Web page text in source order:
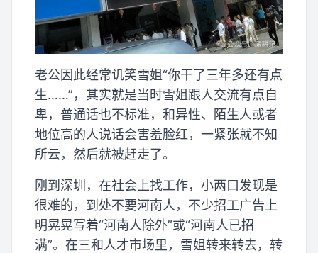
老公因此经常讥笑雪姐“你干了三年多还有点
生……”，其实就是当时雪姐跟人交流有点自
卑，普通话也不标准，和异性、陌生人或者
地位高的人说话会害羞脸红，一紧张就不知
所云，然后就被赶走了。
刚到深圳，在社会上找工作，小两口发现是
很难的，到处不要河南人，不少招工广告上
明晃晃写着“河南人除外”或“河南人已招
满”。在三和人才市场里，雪姐转来转去，转